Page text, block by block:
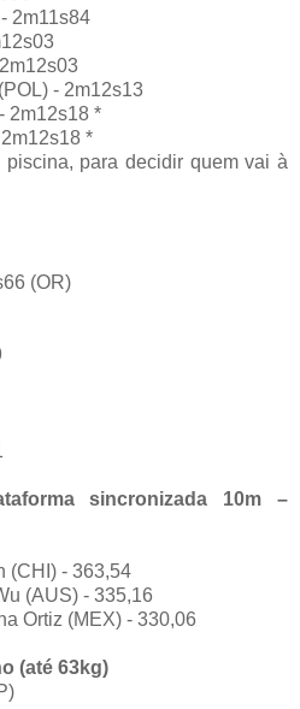
2m11s84
- 2m12s13
2m12s18 *
*
para decidir quem vai à
(OR)
sincronizada 10m –
(CHI) - 363,54
(AUS) - 335,16
Ortiz (MEX) - 330,06
(até 63kg)